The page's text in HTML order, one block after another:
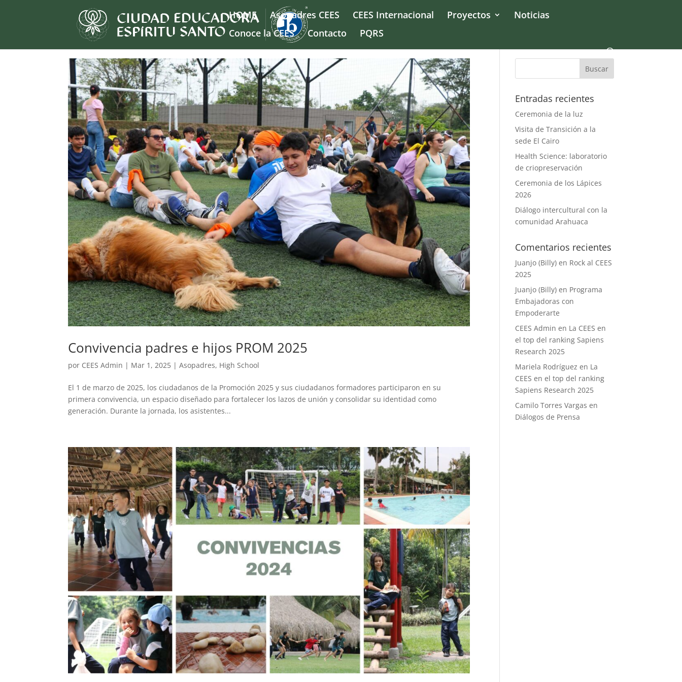
HOME Asopadres CEES CEES Internacional Proyectos
Noticias
Conoce la CEES
Contacto PQRS
Convivencia padres e hijos PROM 2025
por CEES Admin | Mar 1, 2025 |Asopadres, High School
El 1 de marzo de 2025, los ciudadanos de la Promoción 2025 y sus ciudadanos formadores participaron en su
primera convivencia, un espacio diseñado para fortalecer los lazos de unión y consolidar su identidad como
generación. Durante la jornada, los asistentes...
Entradas recientes
Ceremonia de la luz
Visita de Transición a la
sede El Cairo
Health Science: laboratorio
de criopreservación
Ceremonia de los Lápices
2026
Diálogo intercultural con la
comunidad Arahuaca
Comentarios recientes
Juanjo (Billy) en Rock al CEES
2025
Juanjo (Billy) en Programa
Embajadoras con
Empoderarte
CEES Admin en La CEES en
el top del ranking Sapiens
Research 2025
Mariela Rodríguez en La
CEES en el top del ranking
Sapiens Research 2025
Camilo Torres Vargas en
Diálogos de Prensa